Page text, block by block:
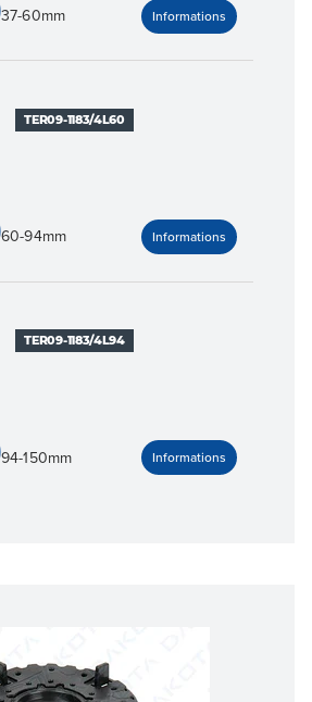
37-60mm
TER09-1183/4L60
60-94mm
TER09-1183/4L94
94-150mm